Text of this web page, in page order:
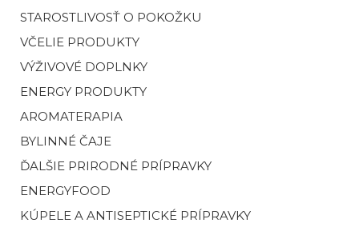
STAROSTLIVOSŤ O POKOŽKU
VČELIE PRODUKTY
VÝŽIVOVÉ DOPLNKY
ENERGY PRODUKTY
AROMATERAPIA
BYLINNÉ ČAJE
ĎALŠIE PRIRODNÉ PRÍPRAVKY
ENERGYFOOD
KÚPELE A ANTISEPTICKÉ PRÍPRAVKY